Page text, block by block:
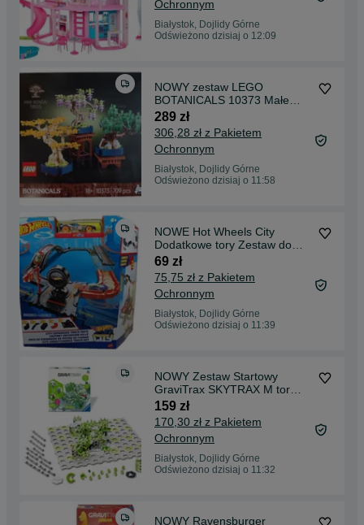
Ochronnym
Białystok, Dojlidy Górne
Odświeżono dzisiaj o 12:09
NOWY zestaw LEGO
BOTANICALS 10373 Małe
Drzewka Bonsai
289 zł
306,28 zł z Pakietem
Ochronnym
Białystok, Dojlidy Górne
Odświeżono dzisiaj o 11:58
NOWE Hot Wheels City
Dodatkowe tory Zestaw do
rozbudowy i autko HDN95
69 zł
75,75 zł z Pakietem
Ochronnym
Białystok, Dojlidy Górne
Odświeżono dzisiaj o 11:39
NOWY Zestaw Startowy
GraviTrax SKYTRAX M tor
kulkowy ORYGINAŁ
159 zł
170,30 zł z Pakietem
Ochronnym
Białystok, Dojlidy Górne
Odświeżono dzisiaj o 11:32
NOWY Ravensburger